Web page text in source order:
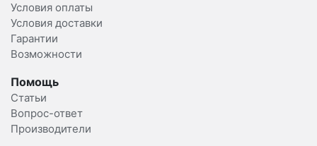
Условия оплаты
Условия доставки
Гарантии
Возможности
Помощь
Статьи
Вопрос-ответ
Производители